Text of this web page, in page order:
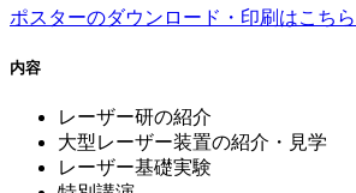
ポスターのダウンロード・印刷はこち
内容
レーザー研の紹介
大型レーザー装置の紹介・見学
レーザー基礎実験